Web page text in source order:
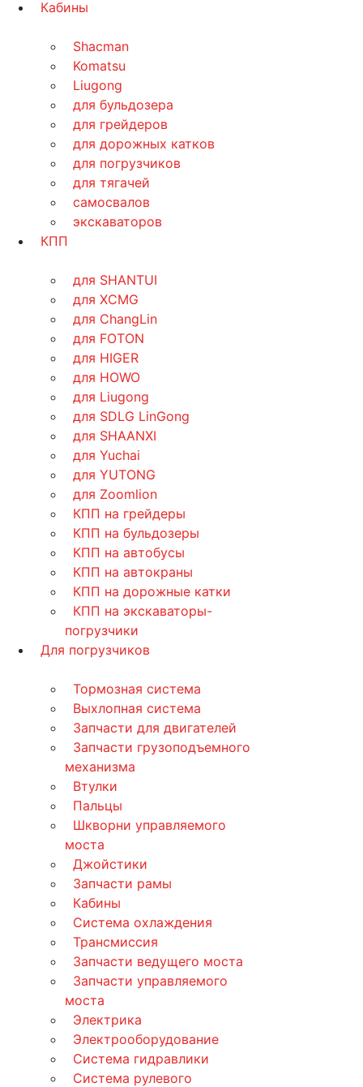
Кабины
Shacman
Komatsu
Liugong
для бульдозера
для грейдеров
для дорожных катков
для погрузчиков
для тягачей
самосвалов
экскаваторов
КПП
для SHANTUI
для XCMG
для ChangLin
для FOTON
для HIGER
для HOWO
для Liugong
для SDLG LinGong
для SHAANXI
для Yuchai
для YUTONG
для Zoomlion
КПП на грейдеры
КПП на бульдозеры
КПП на автобусы
КПП на автокраны
КПП на дорожные катки
КПП на экскаваторы-
погрузчики
Для погрузчиков
Тормозная система
Выхлопная система
Запчасти для двигателей
Запчасти грузоподъемного
механизма
Втулки
Пальцы
Шкворни управляемого
моста
Джойстики
Запчасти рамы
Кабины
Система охлаждения
Трансмиссия
Запчасти ведущего моста
Запчасти управляемого
моста
Электрика
Электрооборудование
Система гидравлики
Система рулевого